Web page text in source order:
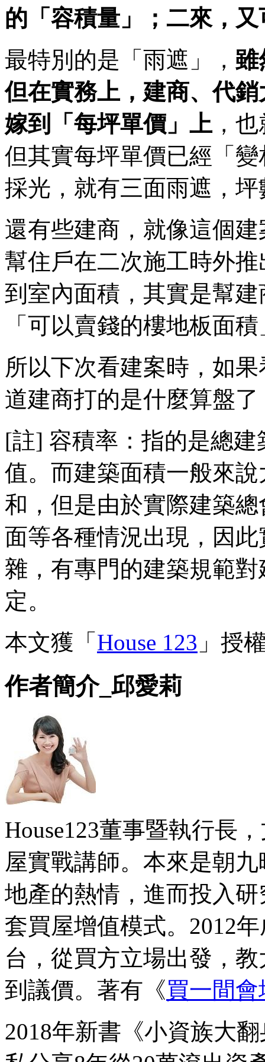
的「容積量」；二來，
最特別的是「雨遮」， 雖
但在實務上，建商、代
嫁到「每坪單價」上 ，
但其實每坪單價已經「
採光，就有三面雨遮，
還有些建商，就像這個
幫住戶在二次施工時外
到室內面積，其實是幫
「可以賣錢的樓地板面
所以下次看建案時，如
道建商打的是什麼算盤了
[註] 容積率：指的是總
值。而建築面積一般來
和，但是由於實際建築
面等各種情況出現，因
雜，有專門的建築規範
定。
本文獲「 House 123 」授
作者簡介_邱愛莉
House123董事暨執行長
屋實戰講師。本來是朝
地產的熱情，進而投入
套買屋增值模式。2012
台，從買方立場出發，
到議價。著有《買一間
2018年新書《小資族大